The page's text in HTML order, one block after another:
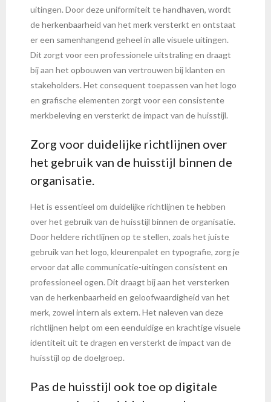
uitingen. Door deze uniformiteit te handhaven, wordt
de herkenbaarheid van het merk versterkt en ontstaat
er een samenhangend geheel in alle visuele uitingen.
Dit zorgt voor een professionele uitstraling en draagt
bij aan het opbouwen van vertrouwen bij klanten en
stakeholders. Het consequent toepassen van het logo
en grafische elementen zorgt voor een consistente
merkbeleving en versterkt de impact van de huisstijl.
Zorg voor duidelijke richtlijnen over
het gebruik van de huisstijl binnen de
organisatie.
Het is essentieel om duidelijke richtlijnen te hebben
over het gebruik van de huisstijl binnen de organisatie.
Door heldere richtlijnen op te stellen, zoals het juiste
gebruik van het logo, kleurenpalet en typografie, zorg je
ervoor dat alle communicatie-uitingen consistent en
professioneel ogen. Dit draagt bij aan het versterken
van de herkenbaarheid en geloofwaardigheid van het
merk, zowel intern als extern. Het naleven van deze
richtlijnen helpt om een eenduidige en krachtige visuele
identiteit uit te dragen en versterkt de impact van de
huisstijl op de doelgroep.
Pas de huisstijl ook toe op digitale